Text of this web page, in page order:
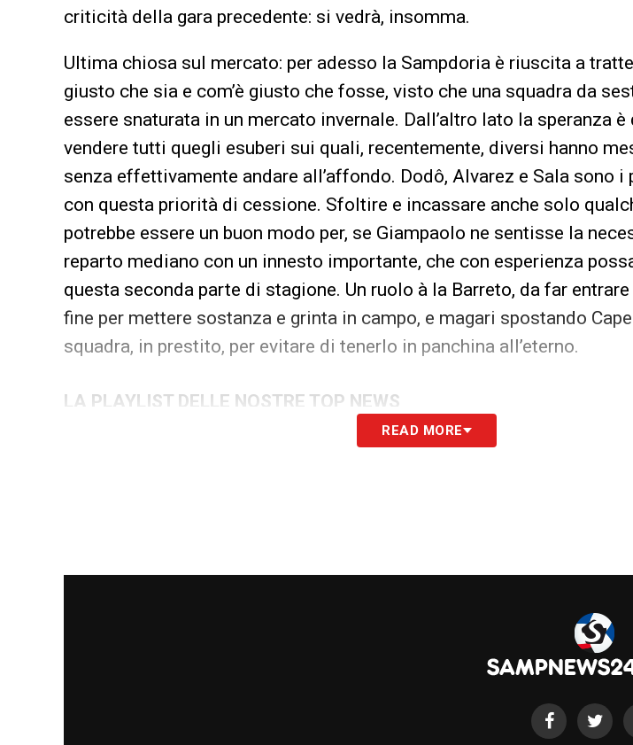
criticità della gara precedente: si vedrà, insomma.
Ultima chiosa sul mercato: per adesso la Sampdoria è riuscita a
giusto che sia e com’è giusto che fosse, visto che una squadra da
essere snaturata in un mercato invernale. Dall’altro lato la speranza
vendere tutti quegli esuberi sui quali, recentemente, diversi hanno
senza effettivamente andare all’affondo. Dodô, Alvarez e Sala sono
con questa priorità di cessione. Sfoltire e incassare anche solo
potrebbe essere un buon modo per, se Giampaolo ne sentisse la
reparto mediano con un innesto importante, che con esperienza
questa seconda parte di stagione. Un ruolo à la Barreto, da far
fine per mettere sostanza e grinta in campo, e magari spostando
squadra, in prestito, per evitare di tenerlo in panchina all’eterno.
LA PLAYLIST DELLE NOSTRE TOP NEWS
READ MORE